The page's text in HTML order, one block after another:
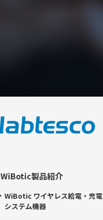
WiBotic製品紹介
WiBotic ワイヤレス給電・充電
システム機器